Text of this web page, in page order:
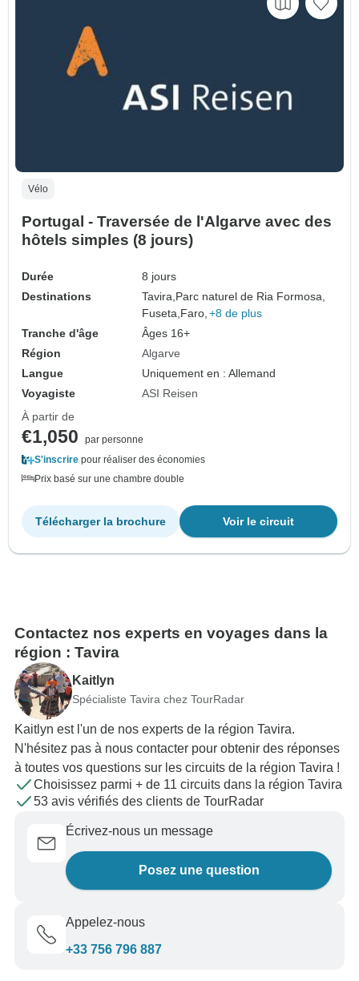
Vélo
Portugal - Traversée de l'Algarve avec des
hôtels simples (8 jours)
Durée
8 jours
Destinations
Tavira, Parc naturel de Ria Formosa,
Fuseta, Faro, +8 de plus
Tranche d'âge
Âges 16+
Région
Algarve
Langue
Uniquement en : Allemand
Voyagiste
ASI Reisen
À partir de
€1,050
par personne
S'inscrire pour réaliser des économies
Prix basé sur une chambre double
Voir le circuit
Télécharger la brochure
Contactez nos experts en voyages dans la
région : Tavira
Kaitlyn
Spécialiste Tavira chez TourRadar
Kaitlyn est l'un de nos experts de la région Tavira.
N'hésitez pas à nous contacter pour obtenir des réponses
à toutes vos questions sur les circuits de la région Tavira !
Choisissez parmi + de 11 circuits dans la région Tavira
53 avis vérifiés des clients de TourRadar
Écrivez-nous un message
Posez une question
Appelez-nous
+33 756 796 887